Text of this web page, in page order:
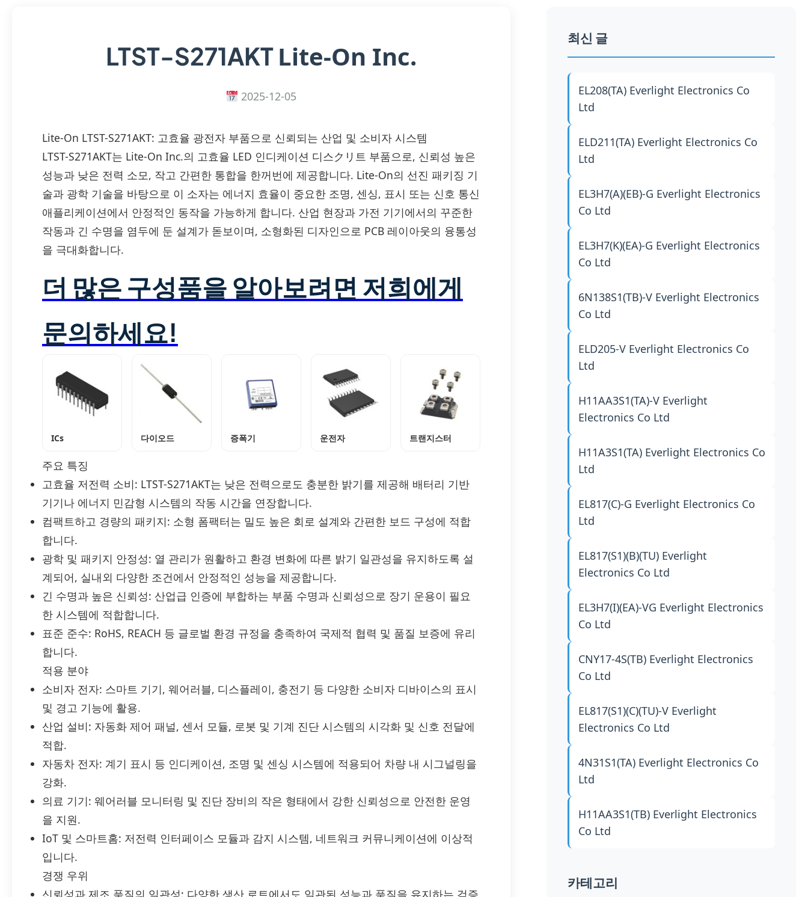
LTST-S271AKTLite-On Inc.
2025-12-05
Lite-On LTST-S271AKT: 고효율 광전자 부품으로 신뢰되는 산업 및 소비자 시스템
LTST-S271AKT는 Lite-On Inc.의 고효율 LED 인디케이션 디스クリ트 부품으로, 신뢰성 높은
성능과 낮은 전력 소모, 작고 간편한 통합을 한꺼번에 제공합니다. Lite-On의 선진 패키징 기
술과 광학 기술을 바탕으로 이 소자는 에너지 효율이 중요한 조명, 센싱, 표시 또는 신호 통신
애플리케이션에서 안정적인 동작을 가능하게 합니다. 산업 현장과 가전 기기에서의 꾸준한
작동과 긴 수명을 염두에 둔 설계가 돋보이며, 소형화된 디자인으로 PCB 레이아웃의 융통성
을 극대화합니다.
더 많은 구성품을 알아보려면 저희에게
문의하세요!
ICs 다이오드 증폭기 운전자 트랜지스터
주요 특징
고효율 저전력 소비: LTST-S271AKT는 낮은 전력으로도 충분한 밝기를 제공해 배터리 기반
기기나 에너지 민감형 시스템의 작동 시간을 연장합니다.
컴팩트하고 경량의 패키지: 소형 폼팩터는 밀도 높은 회로 설계와 간편한 보드 구성에 적합
합니다.
광학 및 패키지 안정성: 열 관리가 원활하고 환경 변화에 따른 밝기 일관성을 유지하도록 설
계되어, 실내외 다양한 조건에서 안정적인 성능을 제공합니다.
긴 수명과 높은 신뢰성: 산업급 인증에 부합하는 부품 수명과 신뢰성으로 장기 운용이 필요
한 시스템에 적합합니다.
표준 준수: RoHS, REACH 등 글로벌 환경 규정을 충족하여 국제적 협력 및 품질 보증에 유리
합니다.
적용 분야
소비자 전자: 스마트 기기, 웨어러블, 디스플레이, 충전기 등 다양한 소비자 디바이스의 표시
및 경고 기능에 활용.
산업 설비: 자동화 제어 패널, 센서 모듈, 로봇 및 기계 진단 시스템의 시각화 및 신호 전달에
적합.
자동차 전자: 계기 표시 등 인디케이션, 조명 및 센싱 시스템에 적용되어 차량 내 시그널링을
강화.
의료 기기: 웨어러블 모니터링 및 진단 장비의 작은 형태에서 강한 신뢰성으로 안전한 운영
을 지원.
IoT 및 스마트홈: 저전력 인터페이스 모듈과 감지 시스템, 네트워크 커뮤니케이션에 이상적
입니다.
경쟁 우위
신뢰성과 제조 품질의 일관성: 다양한 생산 로트에서도 일관된 성능과 품질을 유지하는 검증
최신 글
EL208(TA) Everlight Electronics Co
Ltd
ELD211(TA) Everlight Electronics Co
Ltd
EL3H7(A)(EB)-G Everlight Electronics
Co Ltd
EL3H7(K)(EA)-G Everlight Electronics
Co Ltd
6N138S1(TB)-V Everlight Electronics
Co Ltd
ELD205-V Everlight Electronics Co
Ltd
H11AA3S1(TA)-V Everlight
Electronics Co Ltd
H11A3S1(TA) Everlight Electronics Co
Ltd
EL817(C)-G Everlight Electronics Co
Ltd
EL817(S1)(B)(TU) Everlight
Electronics Co Ltd
EL3H7(I)(EA)-VG Everlight Electronics
Co Ltd
CNY17-4S(TB) Everlight Electronics
Co Ltd
EL817(S1)(C)(TU)-V Everlight
Electronics Co Ltd
4N31S1(TA) Everlight Electronics Co
Ltd
H11AA3S1(TB) Everlight Electronics
Co Ltd
카테고리